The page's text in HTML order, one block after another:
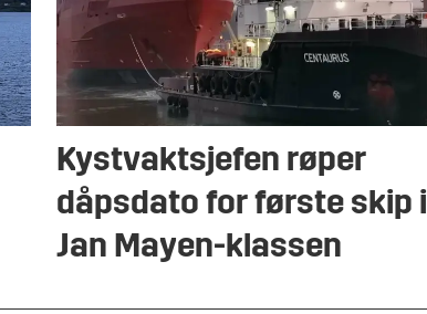
Kystvaktsjefen røper
dåpsdato for første skip i
Jan Mayen-klassen